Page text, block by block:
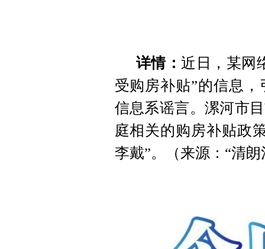
详情：近日，某网
受购房补贴”的信息
信息系谣言。漯河市
庭相关的购房补贴政
李戴”。（来源：“清